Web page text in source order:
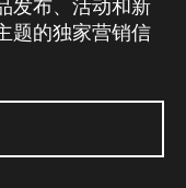
发布、活动和新
题的独家营销信